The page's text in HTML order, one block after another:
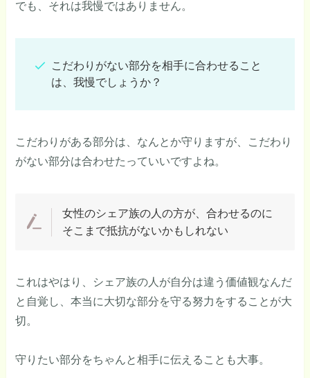
でも、それは我慢ではありません。
こだわりがない部分を相手に合わせること
は、我慢でしょうか？
こだわりがある部分は、なんとか守りますが、こだわり
がない部分は合わせたっていいですよね。
女性のシェア族の人の方が、合わせるのに
そこまで抵抗がないかもしれない
これはやはり、シェア族の人が自分は違う価値観なんだ
と自覚し、本当に大切な部分を守る努力をすることが大
切。
守りたい部分をちゃんと相手に伝えることも大事。